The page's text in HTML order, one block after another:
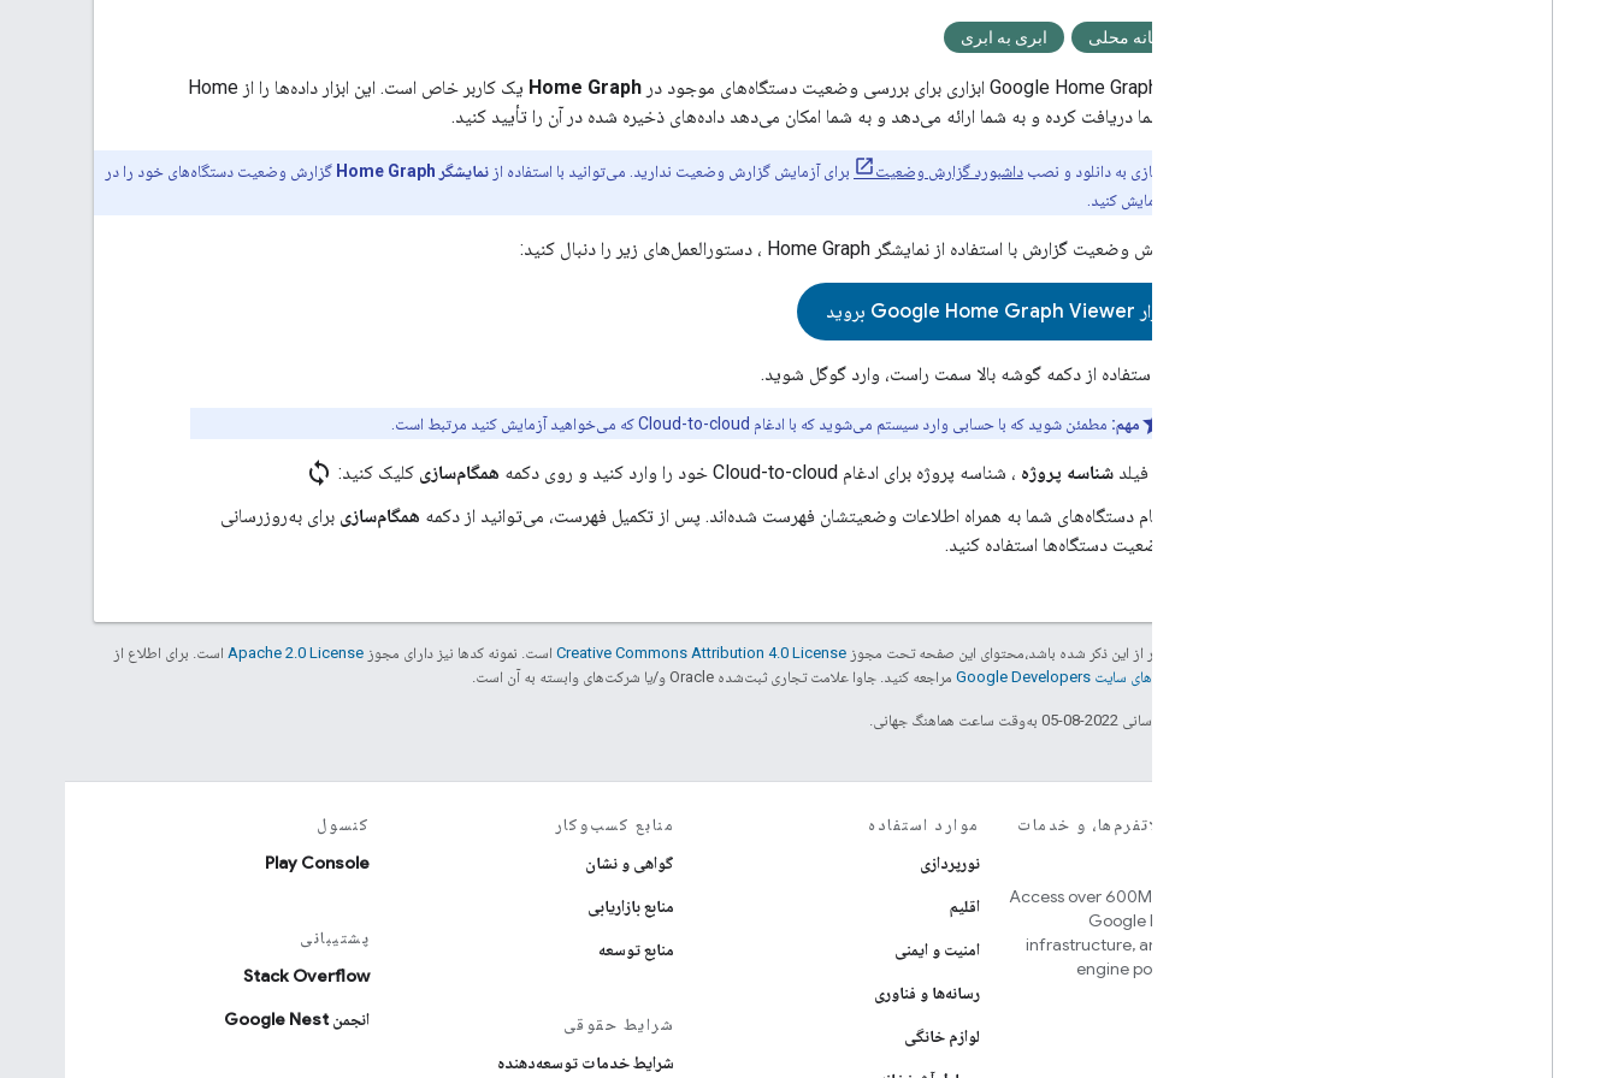
ابری به ابری
Google Home Graph ابزاری برای بررسی وضعیت دستگاه‌های موجود در Home Graph یک کاربر خاص است. این ابزار داده‌ها را از Home
شما دریافت کرده و به شما ارائه می‌دهد و به شما امکان می‌دهد داده‌های ذخیره شده در آن را تأیید کنید.
دیگر نیازی به دانلود و نصب داشبورد گزارش وضعیت برای آزمایش گزارش وضعیت ندارید. می‌توانید با استفاده از نمایشگر Home Graph گزارش وضعیت دستگاه‌های خود را در
آزمایش کنید.
برای آزمایش وضعیت گزارش با استفاده از نمایشگر Home Graph ، دستورالعمل‌های زیر را دنبال کنید:
به ابزار Google Home Graph Viewer بروید
با استفاده از دکمه گوشه بالا سمت راست، وارد گوگل شوید.
مهم: مطمئن شوید که با حسابی وارد سیستم می‌شوید که با ادغام Cloud-to-cloudکه می‌خواهید آزمایش کنید مرتبط است.
در فیلد شناسه پروژه ، شناسه پروژه برای ادغام Cloud-to-cloud خود را وارد کنید و روی دکمه همگام‌سازی کلیک کنید: sync
تمام دستگاه‌های شما به همراه اطلاعات وضعیتشان فهرست شده‌اند. پس از تکمیل فهرست، می‌توانید از دکمه همگام‌سازی برای به‌روزرسانی
وضعیت دستگاه‌ها استفاده کنید.
جز در مواردی که غیر از این ذکر شده باشد،‌محتوای این صفحه تحت مجوز Creative Commons Attribution 4.0 License است. نمونه کدها نیز دارای مجوز Apache 2.0 License است. برای اطلاع از
خطمشی‌های سایت Google Developers‏ مراجعه کنید. جاوا علامت تجاری ثبت‌شده Oracle و/یا شرکت‌های وابسته به آن است.
تاریخ آخرین به‌روزرسانی 2022-08-05 به‌وقت ساعت هماهنگ جهانی.
برای برنامه‌ها، پلاتفرم‌ها، و خدمات
Access over 600M devices, hubs for
Google Home and Matter
infrastructure, and an automation
engine powered by Google
موارد استفاده
نورپردازی
اقلیم
امنیت و ایمنی
رسانه‌ها و فناوری
لوازم خانگی
منابع کسب‌وکار
گواهی و نشان
منابع بازاریابی
منابع توسعه
شرایط حقوقی
شرایط خدمات توسعه‌دهنده
کنسول
Play Console
پشتیبانی
Stack Overflow
انجمن Google Nest